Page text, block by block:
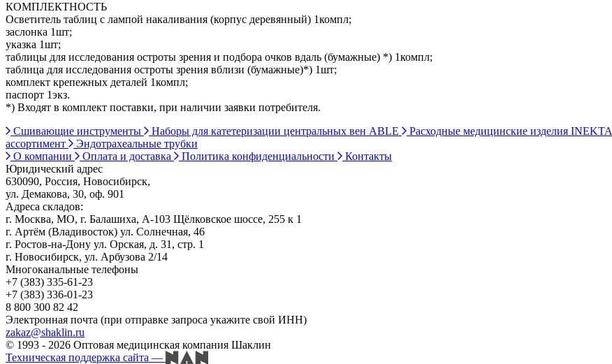
КОМПЛЕКТНОСТЬ
Осветитель таблиц с лампой накаливания (корпус деревянный) 1компл;
заслонка 1шт;
указка 1шт;
таблицы для исследования остроты зрения и подбора очков вдаль (бумажные) *) 1компл;
таблица для исследования остроты зрения вблизи (бумажные)*) 1шт;
комплект крепежных деталей 1компл;
паспорт 1экз.
*) Входят в комплект поставки, при наличии заявки потребителя.
Сшивающие инструменты
Наборы для катетеризации центральных вен ABLE Расходные медицинские изделия INEKTA
ассортимент
Эндотрахеальные трубки
О компании
Оплата и доставка Политика конфиденциальности
Контакты
Юридический адрес
630090, Россия, Новосибирск,
ул. Демакова, 30, оф. 901
Адреса складов:
г. Москва, МО, г. Балашиха, А-103 Щёлковское шоссе, 255 к 1
г. Артём (Владивосток) ул. Солнечная, 46
г. Ростов-на-Дону ул. Орская, д. 31, стр. 1
г. Новосибирск, ул. Арбузова 2/14
Многоканальные телефоны
+7 (383) 335-61-23
+7 (383) 336-01-23
8 800 300 82 42
Электронная почта (при отправке запроса укажите свой ИНН)
zakaz@shaklin.ru
© 1993 - 2026 Оптовая медицинская компания Шаклин
Техническая поддержка сайта —